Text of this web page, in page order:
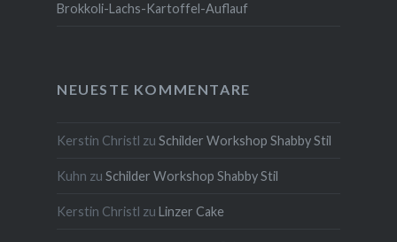
Brokkoli-Lachs-Kartoffel-Auflauf
NEUESTE KOMMENTARE
Kerstin Christl zu Schilder Workshop Shabby Stil
Kuhn zu Schilder Workshop Shabby Stil
Kerstin Christl zu Linzer Cake